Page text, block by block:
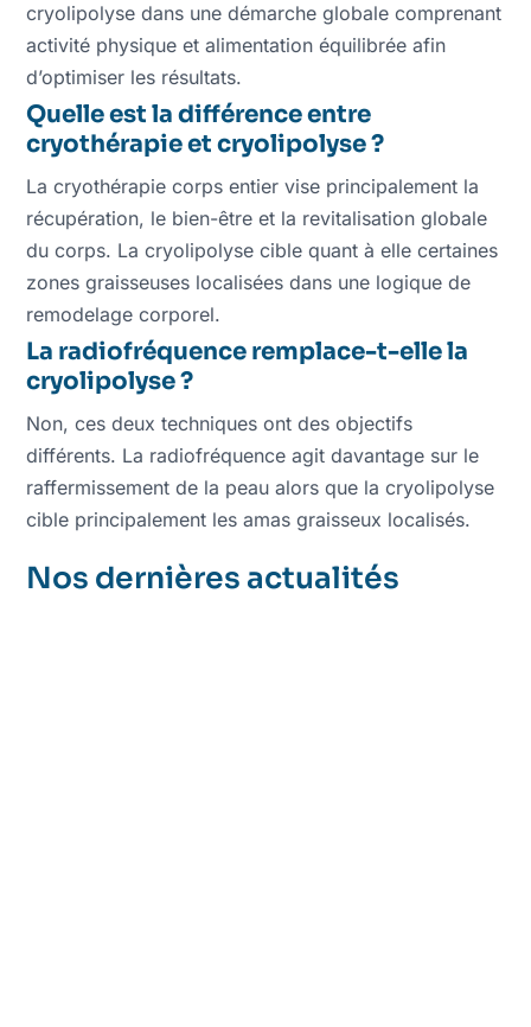
cryolipolyse dans une démarche globale comprenant
activité physique et alimentation équilibrée afin
d’optimiser les résultats.
Quelle est la différence entre
cryothérapie et cryolipolyse ?
La cryothérapie corps entier vise principalement la
récupération, le bien-être et la revitalisation globale
du corps. La cryolipolyse cible quant à elle certaines
zones graisseuses localisées dans une logique de
remodelage corporel.
La radiofréquence remplace-t-elle la
cryolipolyse ?
Non, ces deux techniques ont des objectifs
différents. La radiofréquence agit davantage sur le
raffermissement de la peau alors que la cryolipolyse
cible principalement les amas graisseux localisés.
Nos dernières actualités